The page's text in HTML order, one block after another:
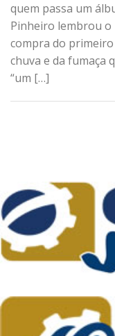
quem passa um
Pinheiro lembrou o
compra do primeiro
chuva e da fumaça
“um […]